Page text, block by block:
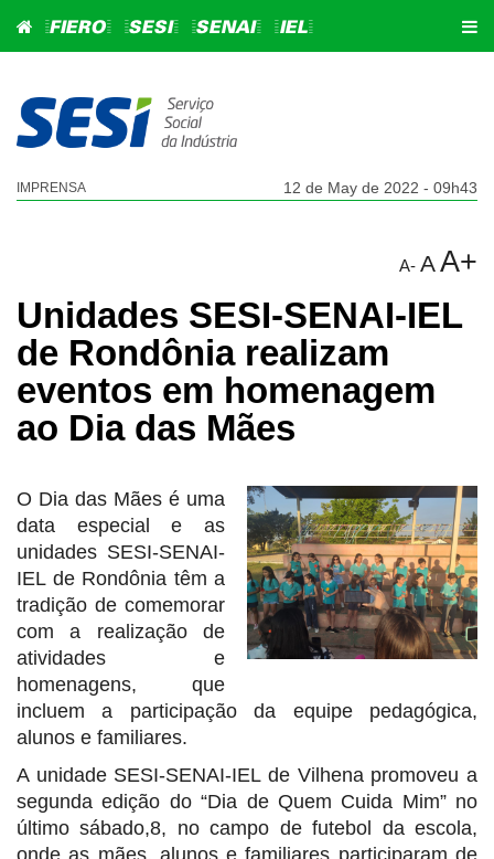
=FIERO= =SESI= =SENAI= =IEL=
IMPRENSA 12 de May de 2022 - 09h43
A- AA+
Unidades SESI-SENAI-IEL
de Rondônia realizam
eventos em homenagem
ao Dia das Mães
O Dia das Mães é uma
data especial e as
unidades SESI-SENAI-
IEL de Rondônia têm a
tradição de comemorar
com a realização de
atividades e
homenagens, que
incluem a participação da equipe pedagógica,
alunos e familiares.
A unidade SESI-SENAI-IEL de Vilhena promoveu a
segunda edição do “Dia de Quem Cuida Mim” no
último sábado,8, no campo de futebol da escola,
onde as mães, alunos e familiares participaram de